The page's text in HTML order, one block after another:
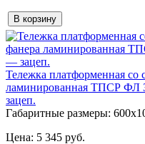
В корзину
Тележка платформенная со
ламинированная ТПСР ФЛ
зацеп.
Габаритные размеры:
5 345 руб.